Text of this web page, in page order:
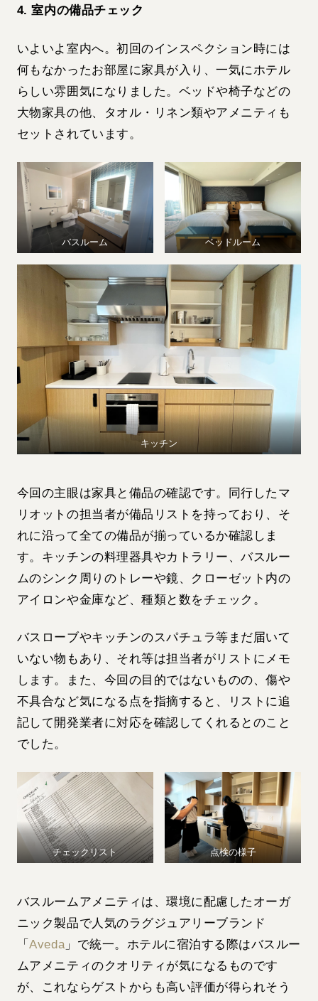
4. 室内の備品チェック
いよいよ室内へ。初回のインスペクション時には
何もなかったお部屋に家具が入り、一気にホテル
らしい雰囲気になりました。ベッドや椅子などの
大物家具の他、タオル・リネン類やアメニティも
セットされています。
バスルーム ベッドルーム
キッチン
今回の主眼は家具と備品の確認です。同行したマ
リオットの担当者が備品リストを持っており、そ
れに沿って全ての備品が揃っているか確認しま
す。キッチンの料理器具やカトラリー、バスルー
ムのシンク周りのトレーや鏡、クローゼット内の
アイロンや金庫など、種類と数をチェック。
バスローブやキッチンのスパチュラ等まだ届いて
いない物もあり、それ等は担当者がリストにメモ
します。また、今回の目的ではないものの、傷や
不具合など気になる点を指摘すると、リストに追
記して開発業者に対応を確認してくれるとのこと
でした。
チェックリスト 点検の様子
バスルームアメニティは、環境に配慮したオーガ
ニック製品で人気のラグジュアリーブランド
「Aveda」で統一。ホテルに宿泊する際はバスルー
ムアメニティのクオリティが気になるものです
が、これならゲストからも高い評価が得られそう